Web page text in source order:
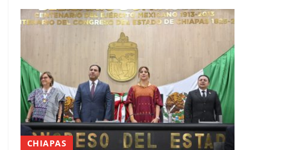
CHIAPAS